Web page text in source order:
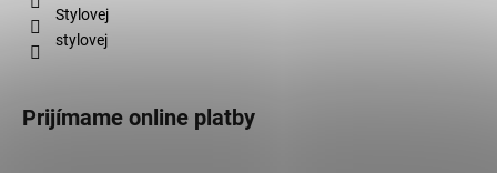
Stylovej
stylovej
Prijímame online platby